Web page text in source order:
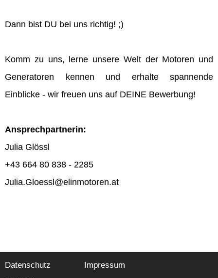
Dann bist DU bei uns richtig! ;)
Komm zu uns, lerne unsere Welt der Motoren und
Generatoren kennen und erhalte spannende
Einblicke - wir freuen uns auf DEINE Bewerbung!
Ansprechpartnerin:
Julia Glössl
+43 664 80 838 - 2285
Julia.Gloessl@elinmotoren.at
Datenschutz
Impressum